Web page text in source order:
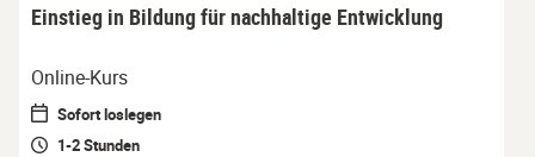
Einstieg in Bildung für nachhaltige Entwicklung
Online-Kurs
Sofort loslegen
1-2 Stunden